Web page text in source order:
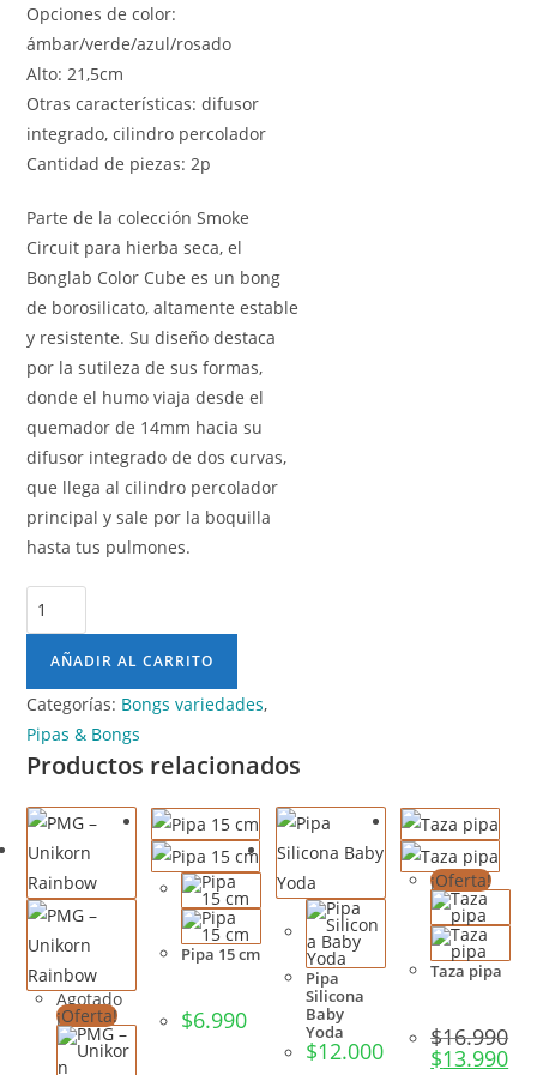
Opciones de color:
ámbar/verde/azul/rosado
Alto: 21,5cm
Otras características: difusor
integrado, cilindro percolador
Cantidad de piezas: 2p
Parte de la colección Smoke
Circuit para hierba seca, el
Bonglab Color Cube es un bong
de borosilicato, altamente estable
y resistente. Su diseño destaca
por la sutileza de sus formas,
donde el humo viaja desde el
quemador de 14mm hacia su
difusor integrado de dos curvas,
que llega al cilindro percolador
principal y sale por la boquilla
hasta tus pulmones.
AÑADIR AL CARRITO
Categorías: Bongs variedades,
Pipas & Bongs
Productos relacionados
Agotado
¡Oferta!
Pipa 15 cm
$6.990
Pipa
Silicona
Baby
Yoda
$12.000
¡Oferta!
Taza pipa
$16.990
$13.990